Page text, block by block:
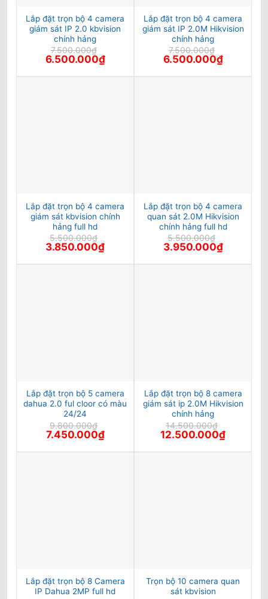
Lắp đặt trọn bộ 4 camera
giám sát IP 2.0 kbvision
chính hảng
7.500.000₫
Giá
gốc
là:
6.500.000₫Giá
hiện
tại
Lắp đặt trọn bộ 4 camera
giám sát IP 2.0M Hikvision
chính hảng
7.500.000₫
Giá
gốc
là:
6.500.000₫Giá
hiện
tại
Lắp đặt trọn bộ 4 camera
giám sát kbvision chính
hảng full hd
5.500.000₫
Giá
gốc
là:
3.850.000₫Giá
tại
Lắp đặt trọn bộ 4 camera
quan sát 2.0M Hikvision
chính hảng full hd
5.500.000₫
Giá
gốc
là:
3.950.000₫Giá
hiện
tại
Lắp đặt trọn bộ 5 camera
dahua 2.0 ful cloor có màu
24/24
9.800.000₫
Giá
gốc
là:
7.450.000₫Giá
hiện
tại
Lắp đặt trọn bộ 8 camera
giám sát ip 2.0M Hikvision
chính hảng
14.500.000₫
Giá
gốc
là:
12.500.000₫Giá
tại
Lắp đặt trọn bộ 8 Camera
IP Dahua 2MP full hd
Trọn bộ 10 camera quan
sát kbvision